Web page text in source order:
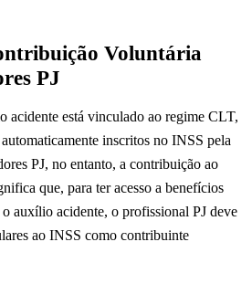
Voluntária
PJ
acidente está vinculado ao regime CLT,
inscritos no INSS pela
PJ, no entanto, a contribuição ao
que, para ter acesso a benefícios
auxílio acidente, o profissional PJ deve
ao INSS como contribuinte